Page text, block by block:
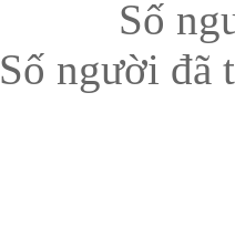
Số
Số người đã